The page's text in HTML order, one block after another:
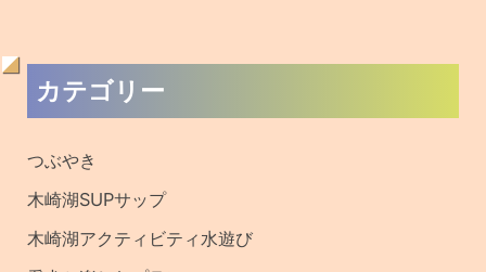
カテゴリー
つぶやき
木崎湖SUPサップ
木崎湖アクティビティ水遊び
去
・